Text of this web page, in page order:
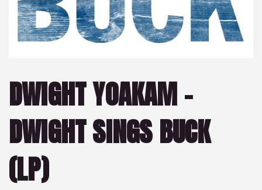
DWIGHT YOAKAM –
DWIGHT SINGS BUCK
(LP)